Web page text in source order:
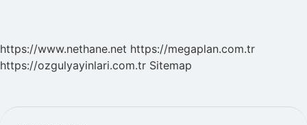
https://www.nethane.net https://megaplan.com.tr
https://ozgulyayinlari.com.tr Sitemap